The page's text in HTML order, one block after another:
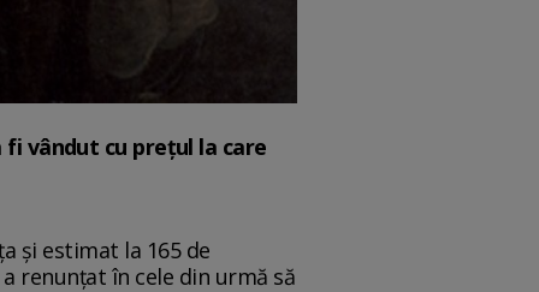
vândut cu prețul la care
şi estimat la 165 de
renunţat în cele din urmă să